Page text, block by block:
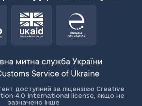
доступний за ліцензією Creative
4.0 International license, якщо не
зазначено інше